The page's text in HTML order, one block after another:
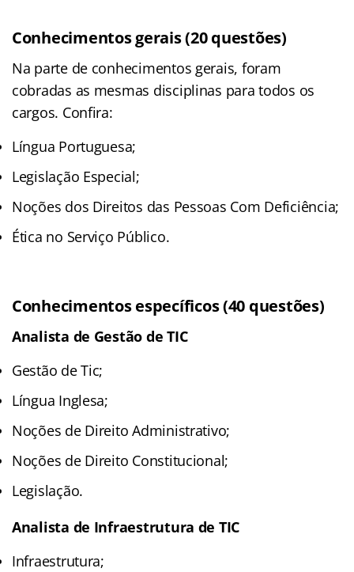
Conhecimentos gerais (20 questões)
Na parte de conhecimentos gerais, foram
cobradas as mesmas disciplinas para todos os
cargos. Confira:
Língua Portuguesa;
Legislação Especial;
Noções dos Direitos das Pessoas Com Deficiência;
Ética no Serviço Público.
Conhecimentos específicos (40 questões)
Analista de Gestão de TIC
Gestão de Tic;
Língua Inglesa;
Noções de Direito Administrativo;
Noções de Direito Constitucional;
Legislação.
Analista de Infraestrutura de TIC
Infraestrutura;